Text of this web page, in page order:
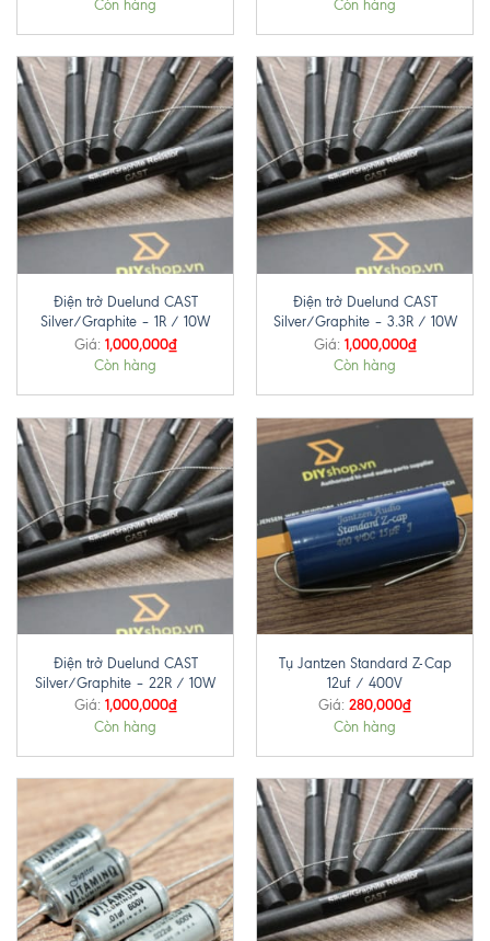
Còn hàng Còn hàng
Điện trở Duelund CAST
Silver/Graphite – 1R / 10W
Giá: 1,000,000₫
Còn hàng
Điện trở Duelund CAST
Silver/Graphite – 3.3R / 10W
Giá: 1,000,000₫
Còn hàng
Điện trở Duelund CAST
Silver/Graphite – 22R / 10W
Giá: 1,000,000₫
Còn hàng
Tụ Jantzen Standard Z-Cap
12uf / 400V
Giá: 280,000₫
Còn hàng